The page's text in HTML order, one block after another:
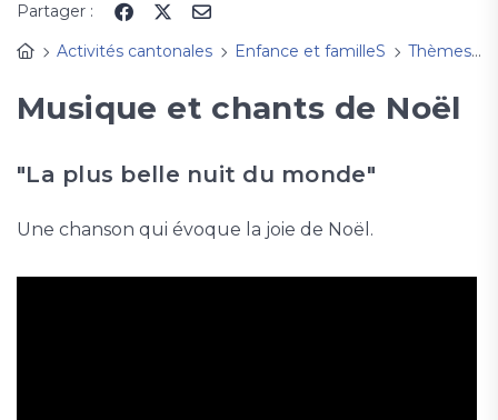
Partager :
Activités cantonales
Enfance et familleS Thèmes, fêtes à découvrir
Musique et chants de Noël
"La plus belle nuit du monde"
Une chanson qui évoque la joie de Noël.